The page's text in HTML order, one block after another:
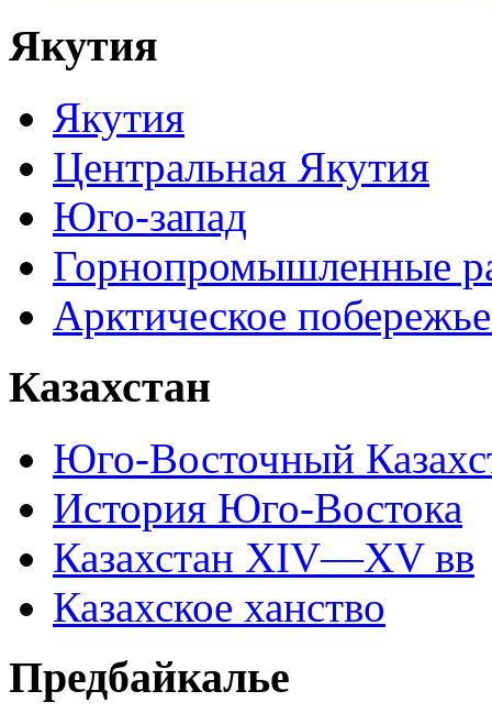
Якутия
Якутия
Центральная Якутия
Юго-запад
Горнопромышленные
Арктическое
Казахстан
Юго-Восточный
История Юго-Востока
Казахстан XIV—XV вв
Казахское ханство
Предбайкалье